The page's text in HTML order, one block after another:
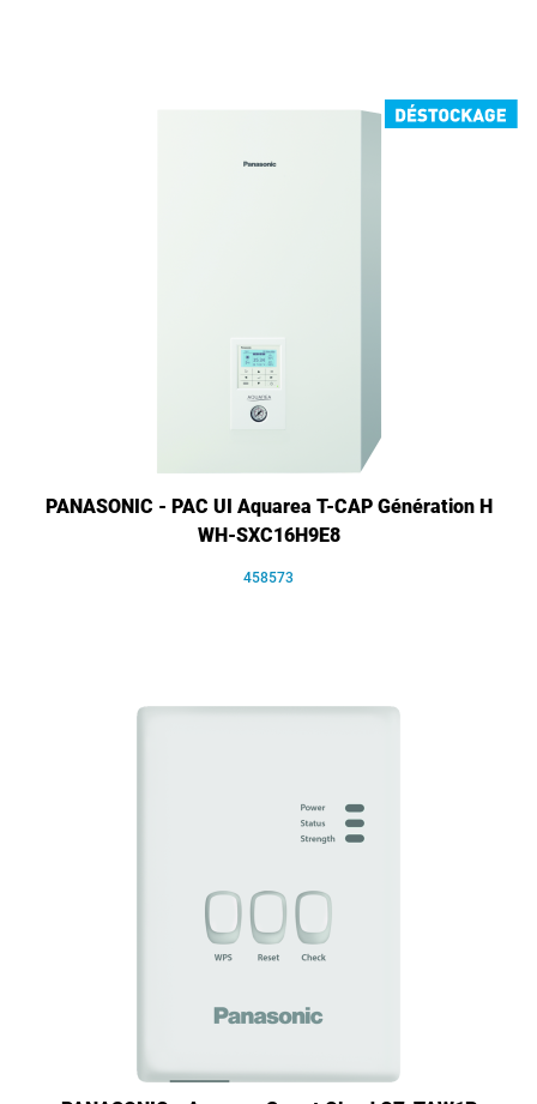
PANASONIC - PAC UI Aquarea T-CAP Génération H
WH-SXC16H9E8
458573